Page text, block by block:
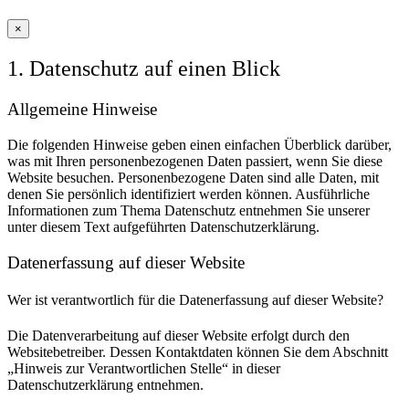
×
1. Datenschutz auf einen Blick
Allgemeine Hinweise
Die folgenden Hinweise geben einen einfachen Überblick darüber,
was mit Ihren personenbezogenen Daten passiert, wenn Sie diese
Website besuchen. Personenbezogene Daten sind alle Daten, mit
denen Sie persönlich identifiziert werden können. Ausführliche
Informationen zum Thema Datenschutz entnehmen Sie unserer
unter diesem Text aufgeführten Datenschutzerklärung.
Datenerfassung auf dieser Website
Wer ist verantwortlich für die Datenerfassung auf dieser Website?
Die Datenverarbeitung auf dieser Website erfolgt durch den
Websitebetreiber. Dessen Kontaktdaten können Sie dem Abschnitt
„Hinweis zur Verantwortlichen Stelle“ in dieser
Datenschutzerklärung entnehmen.